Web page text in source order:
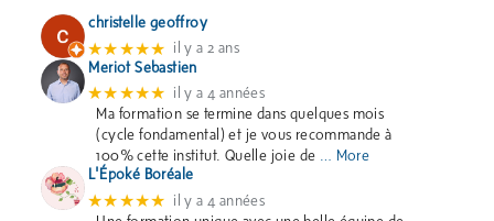
christelle geoffroy
★★★★★ il y a 2 ans
Meriot Sebastien
★★★★★ il y a 4 années
Ma formation se termine dans quelques mois
(cycle fondamental) et je vous recommande à
100% cette institut. Quelle joie de … More
L'Époké Boréale
★★★★★ il y a 4 années